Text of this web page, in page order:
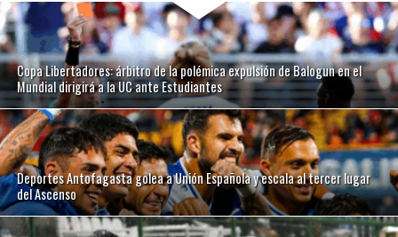
Copa Libertadores: árbitro de la polémica expulsión de Balogun en el
Mundial dirigirá a la UC ante Estudiantes
Deportes Antofagasta golea a Unión Española y escala al tercer lugar
del Ascenso